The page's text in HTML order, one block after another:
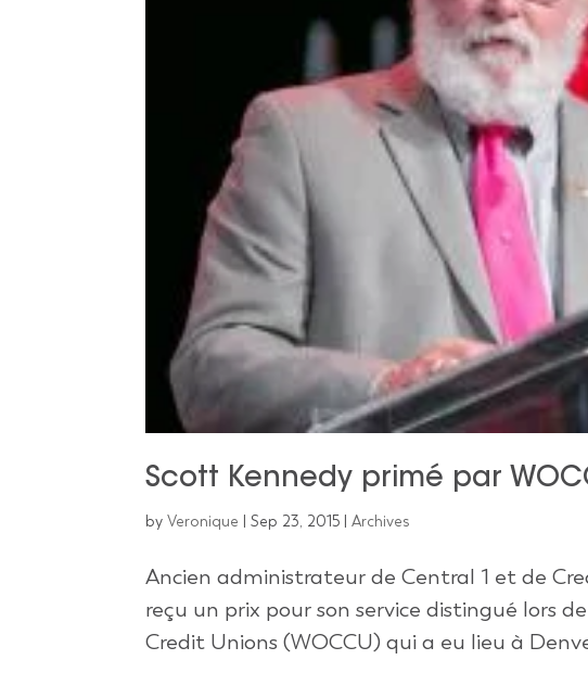
Scott Kennedy primé par
byVeronique |Sep 23, 2015 |Archives
Ancien administrateur de Central 1 et de
reçu un prix pour son service distingué lors
Credit Unions (WOCCU) qui a eu lieu à